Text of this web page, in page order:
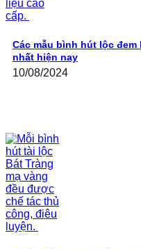
Các mẫu bình hút lộc
nhất hiện nay
10/08/2024